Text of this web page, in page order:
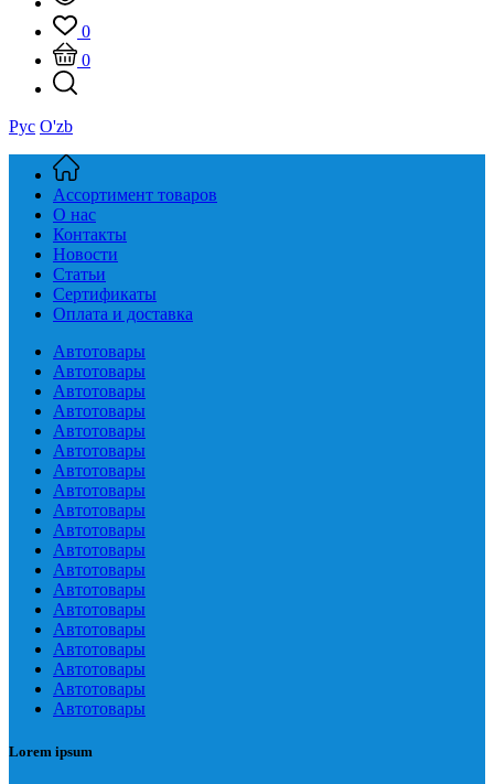
0
0
Рус O'zb
Ассортимент товаров
О нас
Контакты
Новости
Статьи
Сертификаты
Оплата и доставка
Автотовары
Автотовары
Автотовары
Автотовары
Автотовары
Автотовары
Автотовары
Автотовары
Автотовары
Автотовары
Автотовары
Автотовары
Автотовары
Автотовары
Автотовары
Автотовары
Автотовары
Автотовары
Автотовары
Lorem ipsum